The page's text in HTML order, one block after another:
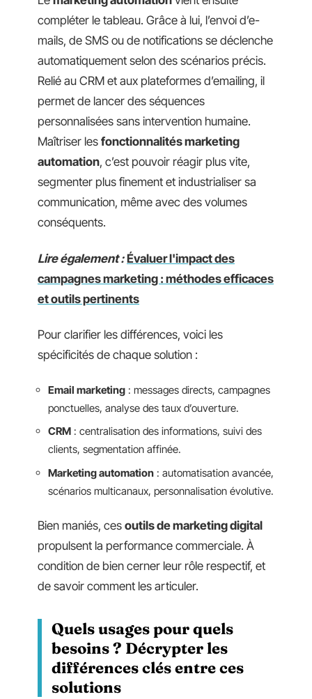
compléter le tableau. Grâce à lui, l’envoi d’e-
mails, de SMS ou de notifications se déclenche
automatiquement selon des scénarios précis.
Relié au CRM et aux plateformes d’emailing, il
permet de lancer des séquences
personnalisées sans intervention humaine.
Maîtriser les fonctionnalités marketing
automation, c’est pouvoir réagir plus vite,
segmenter plus finement et industrialiser sa
communication, même avec des volumes
conséquents.
Lire également : Évaluer l'impact des
campagnes marketing : méthodes efficaces
et outils pertinents
Pour clarifier les différences, voici les
spécificités de chaque solution :
Email marketing : messages directs, campagnes
ponctuelles, analyse des taux d’ouverture.
CRM : centralisation des informations, suivi des
clients, segmentation affinée.
Marketing automation : automatisation avancée,
scénarios multicanaux, personnalisation évolutive.
Bien maniés, ces outils de marketing digital
propulsent la performance commerciale. À
condition de bien cerner leur rôle respectif, et
de savoir comment les articuler.
Quels usages pour quels
besoins ? Décrypter les
différences clés entre ces
solutions